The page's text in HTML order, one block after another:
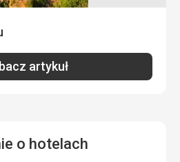
przetłumaczona za
czas sprzedaży ich
sposób życia
artykuł
o hotelach